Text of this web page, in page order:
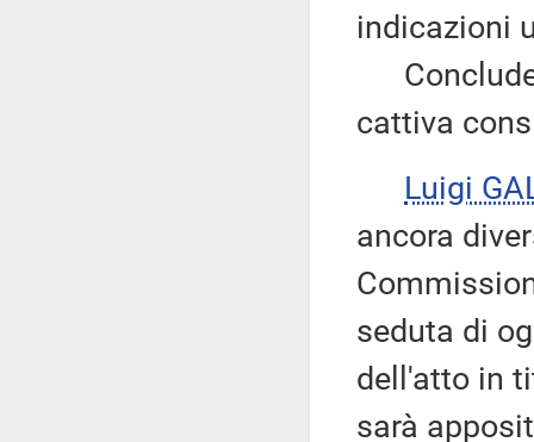
indicazioni
Conclude
cattiva
Luigi
ancora
seduta di
dell'atto in
sarà